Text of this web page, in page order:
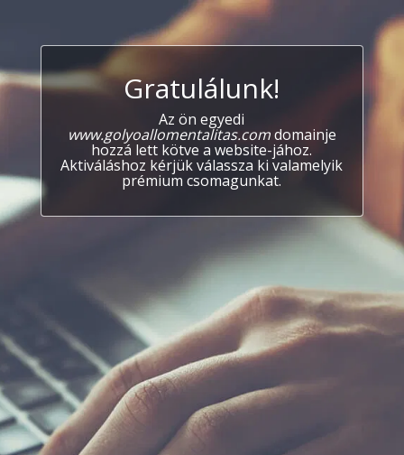
Gratulálunk!
Az ön egyedi
www.golyoallomentalitas.comdomainje
hozzá lett kötve a website-jához.
Aktiváláshoz kérjük válassza ki valamelyik
prémium csomagunkat.